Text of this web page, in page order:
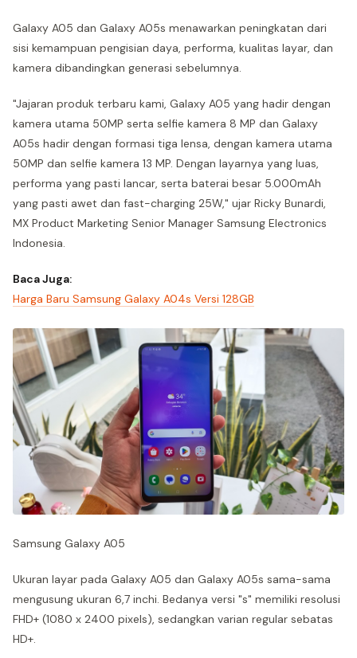
Galaxy A05 dan Galaxy A05s menawarkan peningkatan dari
sisi kemampuan pengisian daya, performa, kualitas layar, dan
kamera dibandingkan generasi sebelumnya.
"Jajaran produk terbaru kami, Galaxy A05 yang hadir dengan
kamera utama 50MP serta selfie kamera 8 MP dan Galaxy
A05s hadir dengan formasi tiga lensa, dengan kamera utama
50MP dan selfie kamera 13 MP. Dengan layarnya yang luas,
performa yang pasti lancar, serta baterai besar 5.000mAh
yang pasti awet dan fast-charging 25W," ujar Ricky Bunardi,
MX Product Marketing Senior Manager Samsung Electronics
Indonesia.
Baca Juga:
Harga Baru Samsung Galaxy A04s Versi 128GB
Samsung Galaxy A05
Ukuran layar pada Galaxy A05 dan Galaxy A05s sama-sama
mengusung ukuran 6,7 inchi. Bedanya versi "s" memiliki resolusi
FHD+ (1080 x 2400 pixels), sedangkan varian regular sebatas
HD+.